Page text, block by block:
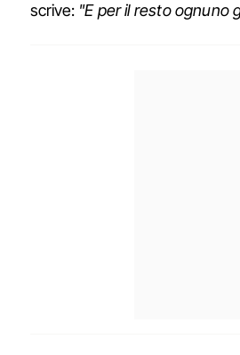
scrive: "E per il resto ognuno